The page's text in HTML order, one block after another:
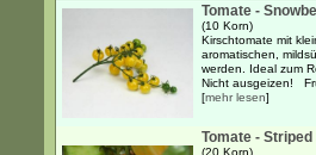
Tomate -
(10 Korn)
Kirschtomate mit
aromatischen,
werden. Ideal zum
Nicht ausgeizen!
[mehr lesen]
Tomate -
(20 Korn)